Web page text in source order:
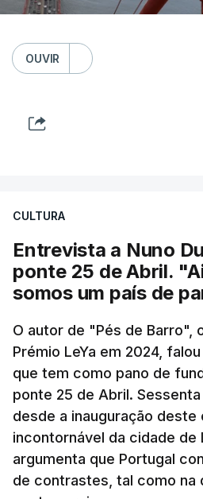
OUVIR
CULTURA
Entrevista a Nuno
ponte 25 de Abril.
somos um país de
O autor de "Pés de Barro",
Prémio LeYa em 2024,
que tem como pano de
ponte 25 de Abril.
desde a inauguração deste
incontornável da cidade de
argumenta que Portugal
de contrastes, tal como na